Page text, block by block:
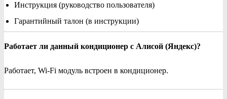
Инструкция (руководство пользователя)
Гарантийный талон (в инструкции)
Работает ли данный кондиционер с Алисой (Яндекс)?
Работает, Wi-Fi модуль встроен в кондиционер.